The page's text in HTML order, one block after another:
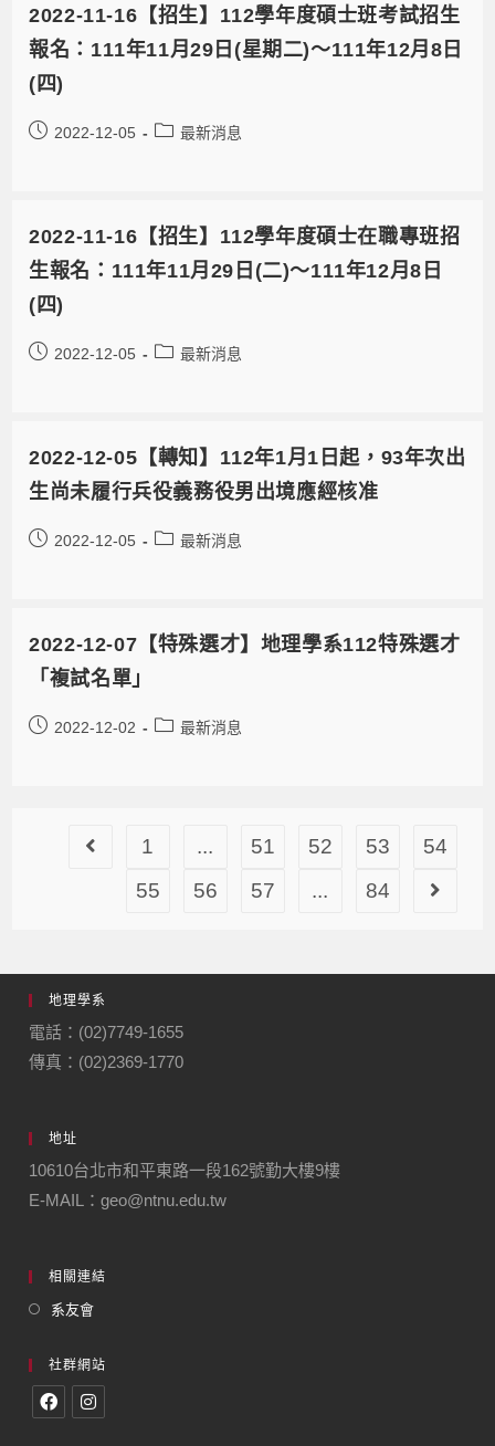
2022-11-16【招生】112學年度碩士班考試招生
報名：111年11月29日(星期二)～111年12月8日
(四)
2022-12-05 最新消息
2022-11-16【招生】112學年度碩士在職專班招
生報名：111年11月29日(二)～111年12月8日
(四)
2022-12-05 最新消息
2022-12-05【轉知】112年1月1日起，93年次出
生尚未履行兵役義務役男出境應經核准
2022-12-05 最新消息
2022-12-07【特殊選才】地理學系112特殊選才
「複試名單」
2022-12-02 最新消息
1 ... 51 52 53
54
55
56 57 ... 84
地理學系
電話：(02)7749-1655
傳真：(02)2369-1770
地址
10610台北市和平東路一段162號勤大樓9樓
E-MAIL：geo@ntnu.edu.tw
相關連結
系友會
社群網站